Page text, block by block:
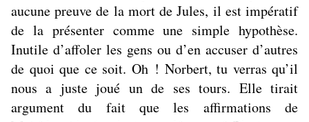
aucune preuve de la mort de Jules, il est impératif
de la présenter comme une simple hypothèse.
Inutile d’affoler les gens ou d’en accuser d’autres
de quoi que ce soit. Oh ! Norbert, tu verras qu’il
nous a juste joué un de ses tours. Elle tirait
argument du fait que les affirmations de